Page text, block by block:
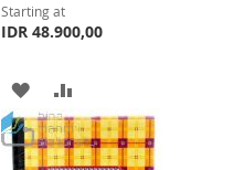
Starting at
IDR 48.900,00
ADD
TO
WISH
TO
COMPARE